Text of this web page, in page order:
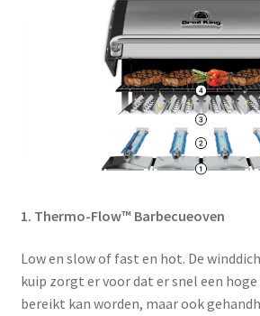
1. Thermo-Flow™ Barbecueoven
Low en slow of fast en hot. De
kuip zorgt er voor dat er snel een
bereikt kan worden, maar ook